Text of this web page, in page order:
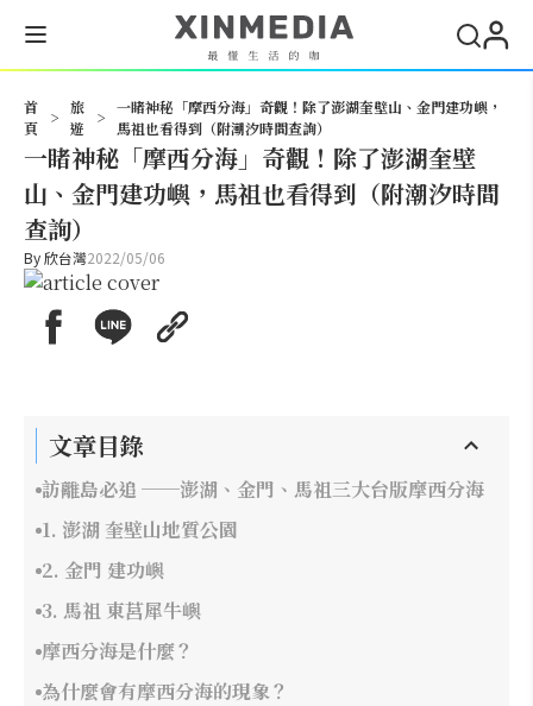
首
頁
>
旅
遊
>
一睹神秘「摩西分海」奇觀！除了澎湖奎壁山、金門建功嶼，
馬祖也看得到（附潮汐時間查詢）
一睹神秘「摩西分海」奇觀！除了澎湖奎壁
山、金門建功嶼，馬祖也看得到（附潮汐時間
查詢）
By欣台灣2022/05/06
文章目錄
訪離島必追 ──澎湖、金門、馬祖三大台版摩西分海
1. 澎湖 奎壁山地質公園
2. 金門 建功嶼
3. 馬祖 東莒犀牛嶼
摩西分海是什麼？
為什麼會有摩西分海的現象？